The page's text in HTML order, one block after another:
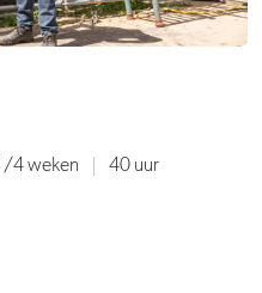
/4 weken 40 uur